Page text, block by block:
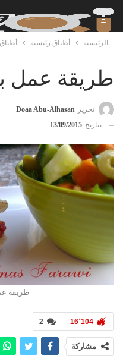
الرئيسية أطباق رئيسية
طريقة عمل
تحرير
Doaa Abu-Alhasan
بتاريخ 13/09/2015
طريقة
2 16٬104
مشاركة